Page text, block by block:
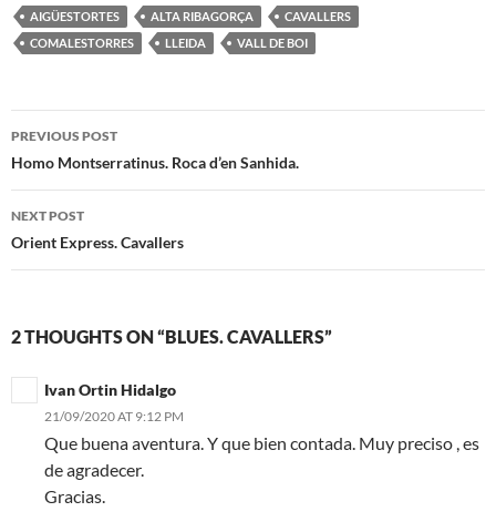
AIGÜESTORTES ALTA RIBAGORÇA
CAVALLERS
COMALESTORRES
LLEIDA VALL DE BOI
Post
navigation
PREVIOUS POST
Homo Montserratinus. Roca d’en Sanhida.
NEXT POST
Orient Express. Cavallers
2 THOUGHTS ON “BLUES. CAVALLERS”
Ivan Ortin Hidalgo
21/09/2020 AT 9:12 PM
Que buena aventura. Y que bien contada. Muy preciso , es
de agradecer.
Gracias.